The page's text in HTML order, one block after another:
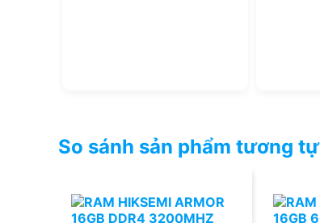
So sánh sản phẩm tương tự